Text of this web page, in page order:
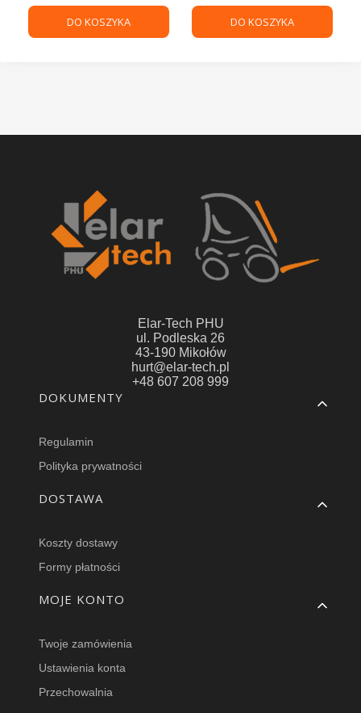
DO KOSZYKA DO KOSZYKA
Elar-Tech PHU
ul. Podleska 26
43-190 Mikołów
hurt@elar-tech.pl
+48 607 208 999
Linki w stopce
DOKUMENTY
Regulamin
Polityka prywatności
DOSTAWA
Koszty dostawy
Formy płatności
MOJE KONTO
Twoje zamówienia
Ustawienia konta
Przechowalnia